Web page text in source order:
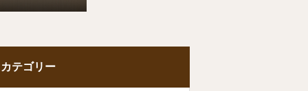
カテゴリー